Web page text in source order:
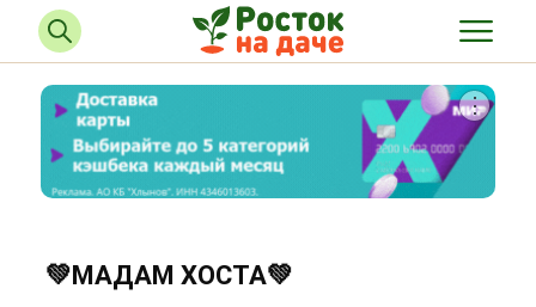
💚МАДАМ ХОСТА💚